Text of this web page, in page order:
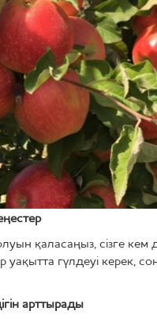
қаласаңыз, сізге
уақытта гүлдеуі керек,
арттырады